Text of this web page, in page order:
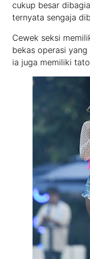
cukup besar
ternyata sengaja
Cewek seksi
bekas operasi
ia juga memiliki